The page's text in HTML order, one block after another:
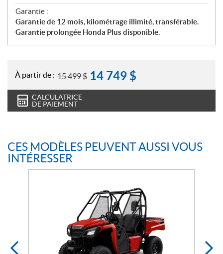
Garantie :
Garantie de 12 mois, kilométrage illimité, transférable.
Garantie prolongée Honda Plus disponible.
À partir de : 15 499$ 14 749 $
CALCULATRICE
DE PAIEMENT
CES MODÈLES PEUVENT AUSSI VOUS
INTÉRESSER